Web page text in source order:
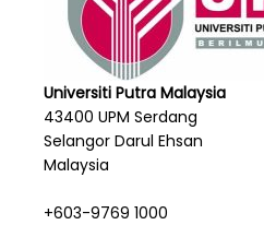
Universiti Putra Malaysia
43400 UPM Serdang
Selangor Darul Ehsan
Malaysia
+603-9769 1000